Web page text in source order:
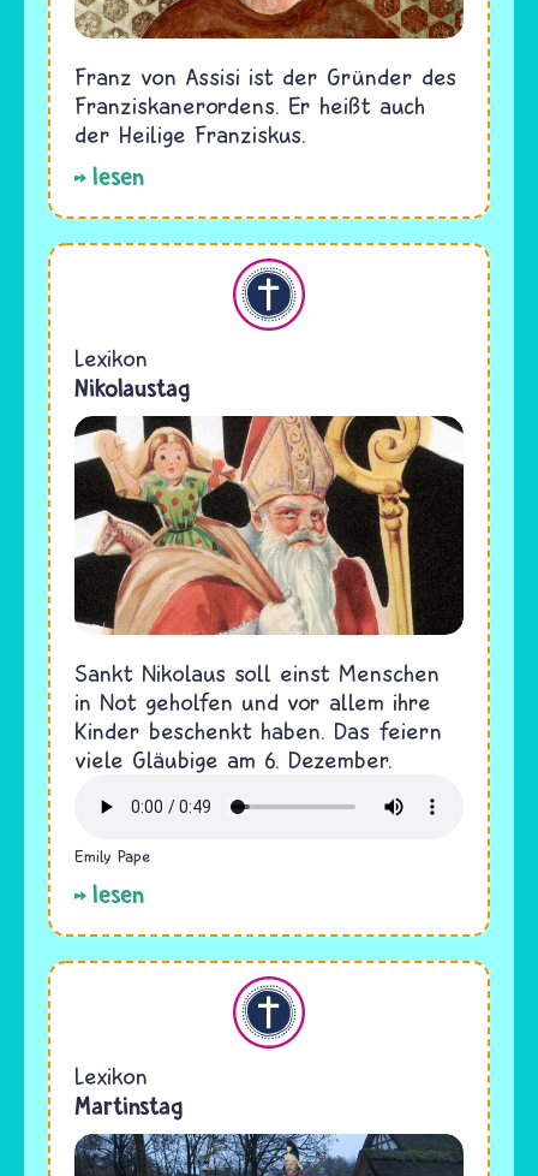
Franz von Assisi ist der Gründer des
Franziskanerordens. Er heißt auch
der Heilige Franziskus.
lesen
Christentum
Lexikon
Nikolaustag
Sankt Nikolaus soll einst Menschen
in Not geholfen und vor allem ihre
Kinder beschenkt haben. Das feiern
viele Gläubige am 6. Dezember.
Emily Pape
lesen
Christentum
Lexikon
Martinstag